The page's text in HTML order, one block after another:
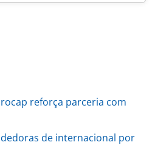
reforça parceria com
de internacional por